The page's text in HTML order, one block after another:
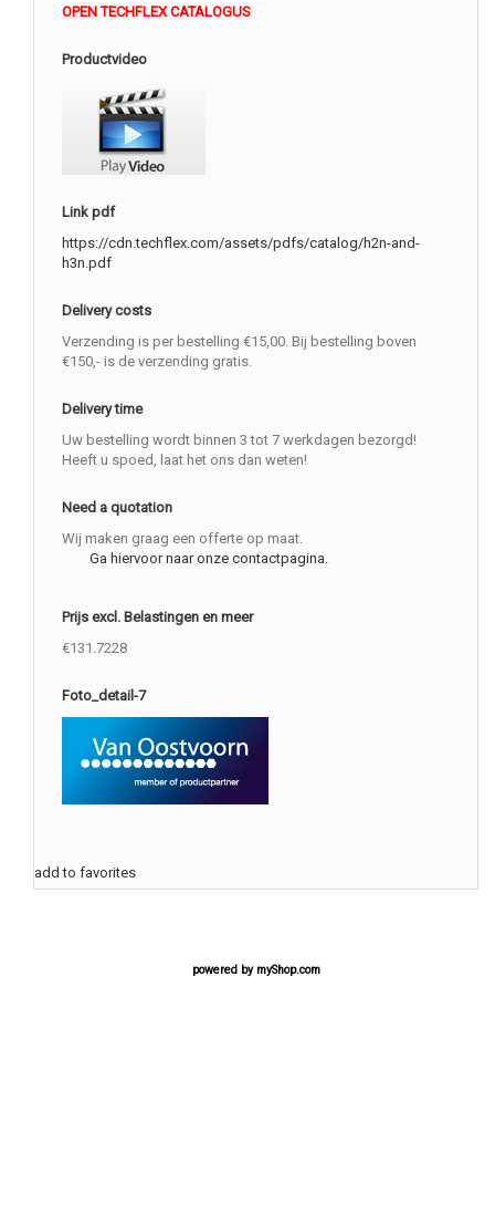
OPEN TECHFLEX CATALOGUS
Productvideo
Link pdf
https://cdn.techflex.com/assets/pdfs/catalog/h2n-and-
h3n.pdf
Delivery costs
Verzending is per bestelling €15,00. Bij bestelling boven
€150,- is de verzending gratis.
Delivery time
Uw bestelling wordt binnen 3 tot 7 werkdagen bezorgd!
Heeft u spoed, laat het ons dan weten!
Need a quotation
Wij maken graag een offerte op maat.
Ga hiervoor naar onze contactpagina.
Prijs excl. Belastingen en meer
€131.7228
Foto_detail-7
add to favorites
powered by myShop.com